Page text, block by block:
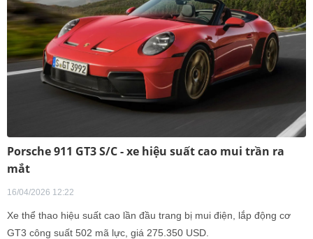
Porsche 911 GT3 S/C - xe hiệu suất cao mui trần ra
mắt
16/04/2026 12:22
Xe thể thao hiệu suất cao lần đầu trang bị mui điện, lắp động cơ
GT3 công suất 502 mã lực, giá 275.350 USD.